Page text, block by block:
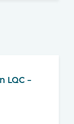
LQC –